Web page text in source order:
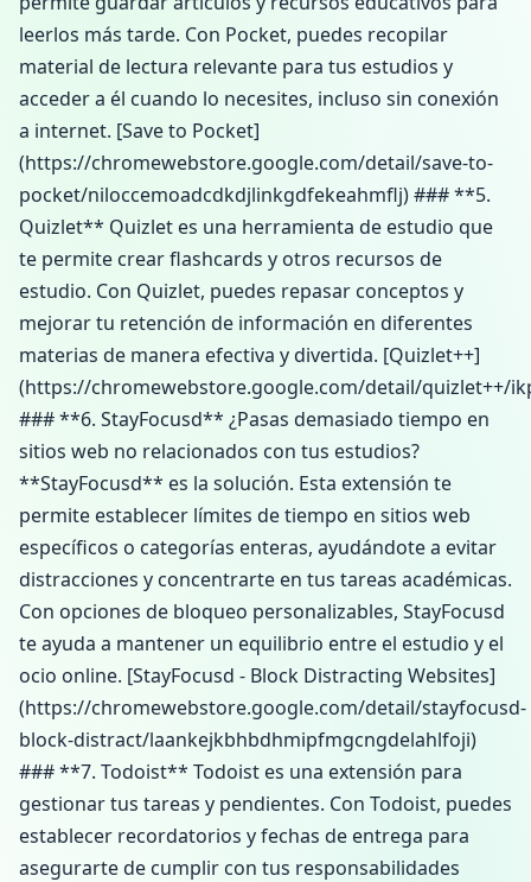
leerlos más tarde. Con Pocket, puedes recopilar
material de lectura relevante para tus estudios y
acceder a él cuando lo necesites, incluso sin conexión
a internet. [Save to Pocket]
(https://chromewebstore.google.com/detail/save-to-
pocket/niloccemoadcdkdjlinkgdfekeahmflj) ### **5.
Quizlet** Quizlet es una herramienta de estudio que
te permite crear flashcards y otros recursos de
estudio. Con Quizlet, puedes repasar conceptos y
mejorar tu retención de información en diferentes
materias de manera efectiva y divertida. [Quizlet++]
(https://chromewebstore.google.com/detail/quizlet++/
### **6. StayFocusd** ¿Pasas demasiado tiempo en
sitios web no relacionados con tus estudios?
**StayFocusd** es la solución. Esta extensión te
permite establecer límites de tiempo en sitios web
específicos o categorías enteras, ayudándote a evitar
distracciones y concentrarte en tus tareas académicas.
Con opciones de bloqueo personalizables, StayFocusd
te ayuda a mantener un equilibrio entre el estudio y el
ocio online. [StayFocusd - Block Distracting Websites]
(https://chromewebstore.google.com/detail/stayfocusd-
block-distract/laankejkbhbdhmipfmgcngdelahlfoji)
### **7. Todoist** Todoist es una extensión para
gestionar tus tareas y pendientes. Con Todoist, puedes
establecer recordatorios y fechas de entrega para
asegurarte de cumplir con tus responsabilidades